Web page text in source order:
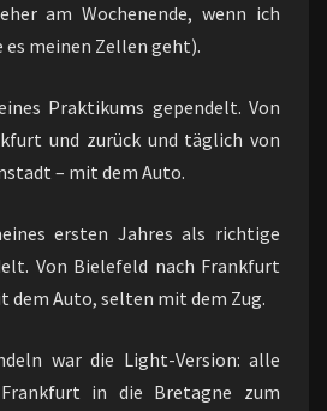
am Wochenende, wenn ich
es meinen Zellen geht).
Praktikums gependelt. Von
und zurück und täglich von
– mit dem Auto.
ersten Jahres als richtige
Von Bielefeld nach Frankfurt
dem Auto, selten mit dem Zug.
war die Light-Version: alle
in die Bretagne zum